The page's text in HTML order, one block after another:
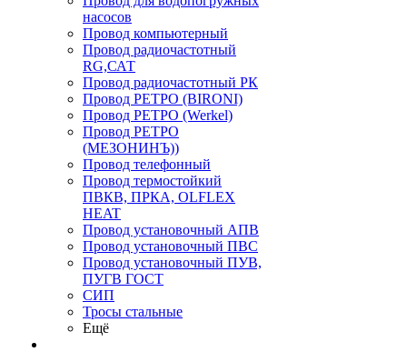
насосов
Провод компьютерный
Провод радиочастотный
RG,САТ
Провод радиочастотный РК
Провод РЕТРО (BIRONI)
Провод РЕТРО (Werkel)
Провод РЕТРО
(МЕЗОНИНЪ))
Провод телефонный
Провод термостойкий
ПВКВ, ПРКА, OLFLEX
HEAT
Провод установочный АПВ
Провод установочный ПВС
Провод установочный ПУВ,
ПУГВ ГОСТ
СИП
Тросы стальные
Ещё